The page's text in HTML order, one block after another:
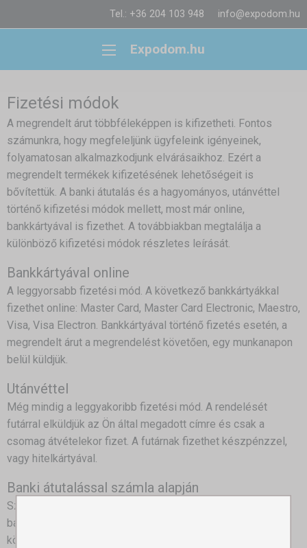
Tel.: +36 204 103 948 info@expodom.hu
Expodom.hu
Fizetési módok
A megrendelt árut többféleképpen is kifizetheti. Fontos
számunkra, hogy megfeleljünk ügyfeleink igényeinek,
folyamatosan alkalmazkodjunk elvárásaikhoz. Ezért a
megrendelt termékek kifizetésének lehetőségeit is
bővítettük. A banki átutalás és a hagyományos, utánvéttel
történő kifizetési módok mellett, most már online,
bankkártyával is fizethet. A továbbiakban megtalálja a
különböző kifizetési módok részletes leírását.
Bankkártyával online
A leggyorsabb fizetési mód. A következő bankkártyákkal
fizethet online: Master Card, Master Card Electronic, Maestro,
Visa, Visa Electron. Bankkártyával történő fizetés esetén, a
megrendelt árut a megrendelést követően, egy munkanapon
belül küldjük.
Utánvéttel
Még mindig a leggyakoribb fizetési mód. A rendelését
futárral elküldjük az Ön által megadott címre és csak a
csomag átvételekor fizet. A futárnak fizethet készpénzzel,
vagy hitelkártyával.
Banki átutalással számla alapján
Számlát küldünk és a megrendelt termékeket ez alapján,
banki átutalással fizetheti ki. Az átutalás visszaigazolását
követően postázzuk a küldeményt. Amennyiben elküldi